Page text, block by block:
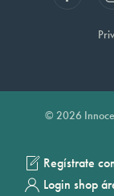
© 2026
Regístrate
Login shop